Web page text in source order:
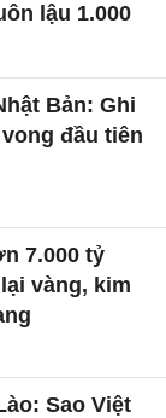
lậu 1.000
Bản: Ghi
đầu tiên
7.000 tỷ
vàng, kim
Sao Việt